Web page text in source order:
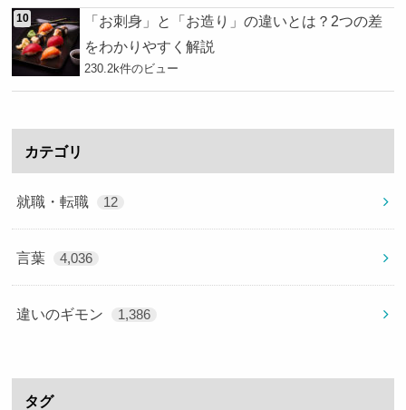
「お刺身」と「お造り」の違いとは？2つの差
をわかりやすく解説
230.2k件のビュー
カテゴリ
就職・転職 12
言葉 4,036
違いのギモン 1,386
タグ